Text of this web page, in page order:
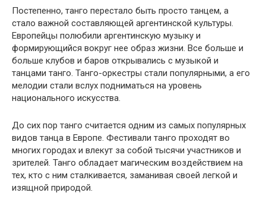
Постепенно, танго перестало быть просто танцем, а
стало важной составляющей аргентинской культуры.
Европейцы полюбили аргентинскую музыку и
формирующийся вокруг нее образ жизни. Все больше и
больше клубов и баров открывались с музыкой и
танцами танго. Танго-оркестры стали популярными, а его
мелодии стали вслух подниматься на уровень
национального искусства.
До сих пор танго считается одним из самых популярных
видов танца в Европе. Фестивали танго проходят во
многих городах и влекут за собой тысячи участников и
зрителей. Танго обладает магическим воздействием на
тех, кто с ним сталкивается, заманивая своей легкой и
изящной природой.